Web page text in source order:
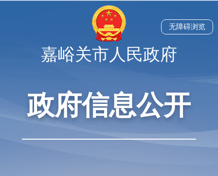
嘉峪关市人民政府
政府信息公开
无障碍浏览